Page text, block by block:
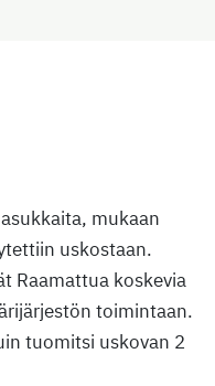
mukaan
uskostaan.
Raamattua koskevia
toimintaan.
tuomitsi uskovan 2